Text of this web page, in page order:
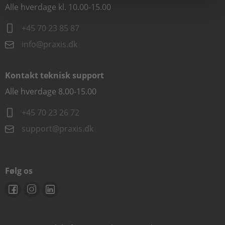
Alle hverdage kl. 10.00-15.00
+45 70 23 85 87
info@praxis.dk
Kontakt teknisk support
Alle hverdage 8.00-15.00
+45 70 23 26 72
support@praxis.dk
Følg os